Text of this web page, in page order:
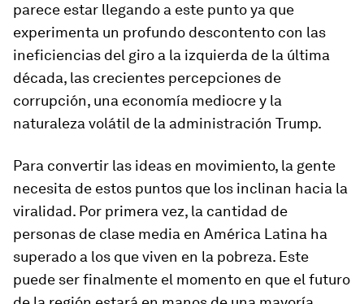
parece estar llegando a este punto ya que
experimenta un profundo descontento con las
ineficiencias del giro a la izquierda de la última
década, las crecientes percepciones de
corrupción, una economía mediocre y la
naturaleza volátil de la administración Trump.
Para convertir las ideas en movimiento, la gente
necesita de estos puntos que los inclinan hacia la
viralidad. Por primera vez, la cantidad de
personas de clase media en América Latina ha
superado a los que viven en la pobreza. Este
puede ser finalmente el momento en que el futuro